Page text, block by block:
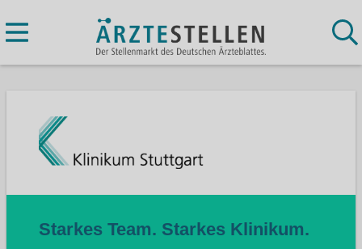
Starkes Team. Starkes Klinikum.